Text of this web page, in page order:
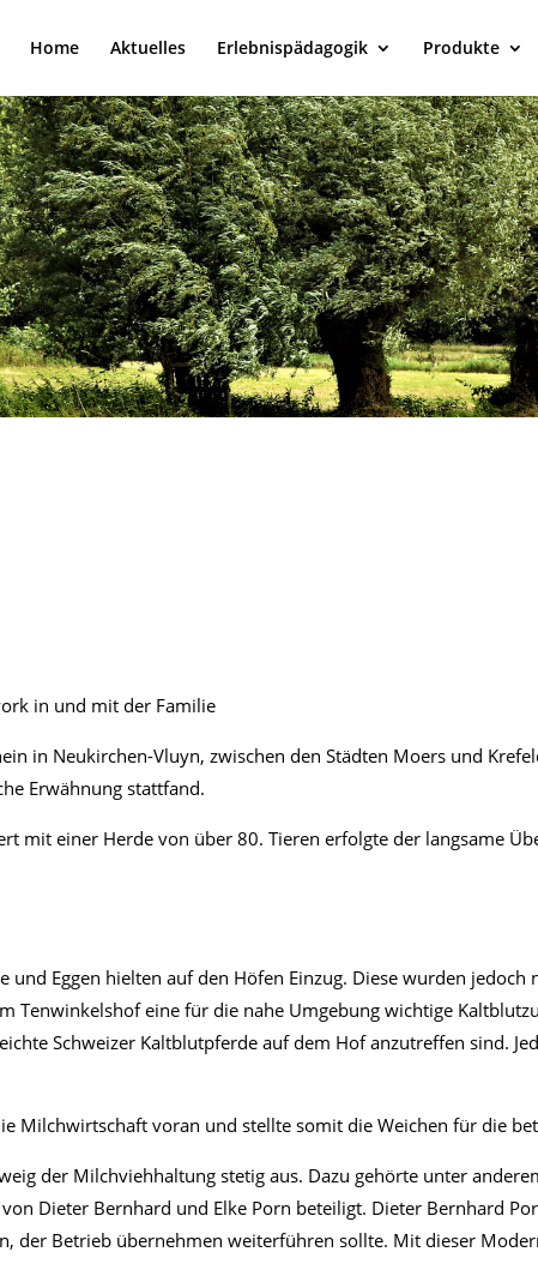
Home Aktuelles Erlebnispädagogik Produkte
in und mit der Familie
in Neukirchen-Vluyn, zwischen den Städten Moers und
Erwähnung stattfand.
mit einer Herde von über 80. Tieren erfolgte der langsame
und Eggen hielten auf den Höfen Einzug. Diese wurden
Tenwinkelshof eine für die nahe Umgebung wichtige
Schweizer Kaltblutpferde auf dem Hof anzutreffen sind.
Milchwirtschaft voran und stellte somit die Weichen für die
der Milchviehhaltung stetig aus. Dazu gehörte unter
Dieter Bernhard und Elke Porn beteiligt. Dieter Bernhard
der Betrieb übernehmen weiterführen sollte. Mit dieser